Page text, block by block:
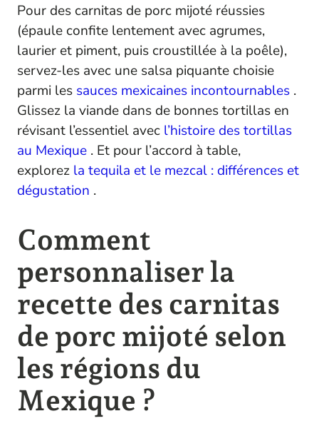
Pour des carnitas de porc mijoté réussies
(épaule confite lentement avec agrumes,
laurier et piment, puis croustillée à la poêle),
servez-les avec une salsa piquante choisie
parmi les sauces mexicaines incontournables .
Glissez la viande dans de bonnes tortillas en
révisant l’essentiel avec l’histoire des tortillas
au Mexique . Et pour l’accord à table,
explorez la tequila et le mezcal : différences et
dégustation .
Comment
personnaliser la
recette des carnitas
de porc mijoté selon
les régions du
Mexique ?